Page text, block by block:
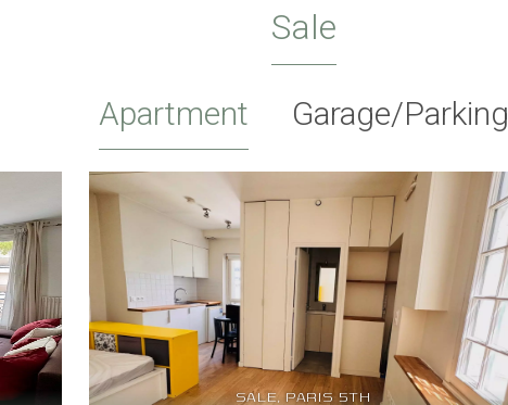
Sale
Apartment Garage/Parking
SALE, PARIS 5TH